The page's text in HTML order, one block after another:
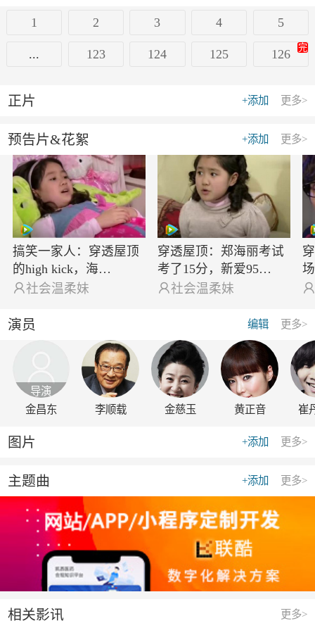
1 2 3 4 5
... 123 124 125 126 完
更多>
+添加
正片
更多>
+添加
预告片&花絮
搞笑一家人：穿透屋顶
的high kick，海…
社会温柔妹
穿透屋顶：郑海丽考试
考了15分，新爱95…
社会温柔妹
更多>
编辑
演员
导演
金昌东
李顺载 金慈玉 黄正音 崔
更多>
+添加
图片
更多>
+添加
主题曲
更多>
相关影讯